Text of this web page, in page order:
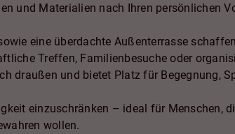
und Materialien nach Ihren persönlichen
eine überdachte Außenterrasse
Treffen, Familienbesuche oder
draußen und bietet Platz für Begegnung,
einzuschränken – ideal für Menschen,
wollen.